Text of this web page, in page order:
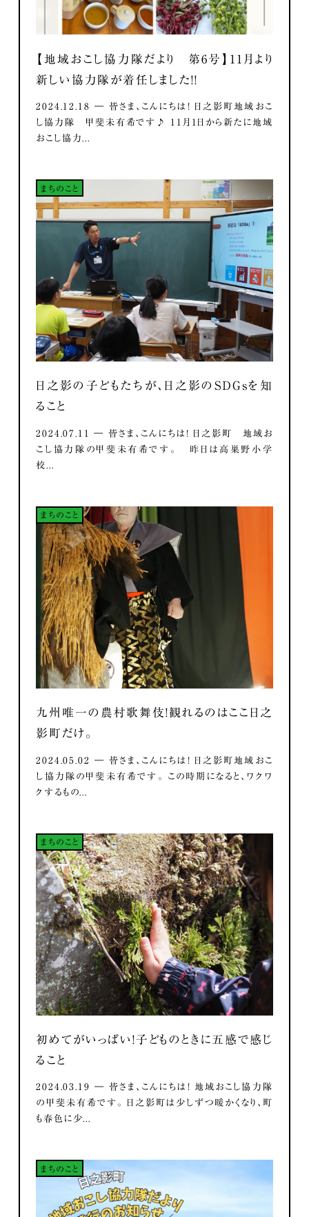
【地域おこし協力隊だより 第6号】11月より
新しい協力隊が着任しました！！
2024.12.18 ― 皆さま、こんにちは！ 日之影町地域おこ
し協力隊 甲斐未有希です♪ 11月1日から新たに地域
おこし協力...
まちのこと
日之影の子どもたちが、日之影のSDGsを知
ること
2024.07.11 ― 皆さま、こんにちは！ 日之影町 地域お
こし協力隊の甲斐未有希です。 昨日は高巣野小学
校...
まちのこと
九州唯一の農村歌舞伎！観れるのはここ日之
影町だけ。
2024.05.02 ― 皆さま、こんにちは！ 日之影町地域おこ
し協力隊の甲斐未有希です。 この時期になると、ワクワ
クするもの...
まちのこと
初めてがいっぱい！子どものときに五感で感じ
ること
2024.03.19 ― 皆さま、こんにちは！ 地域おこし協力隊
の甲斐未有希です。 日之影町は少しずつ暖かくなり、町
も春色に少...
まちのこと